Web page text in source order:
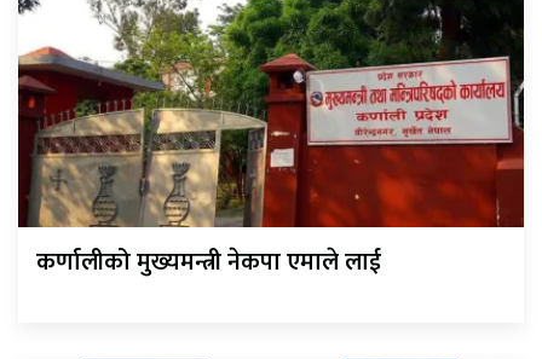
कर्णालीको मुख्यमन्त्री नेकपा एमाले लाई